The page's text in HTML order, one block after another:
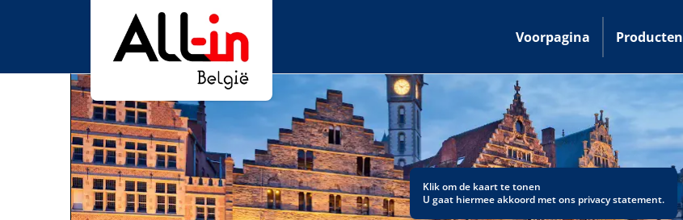
Voorpagina Producten
Klik om de kaart te tonen
U gaat hiermee akkoord met ons privacy statement.